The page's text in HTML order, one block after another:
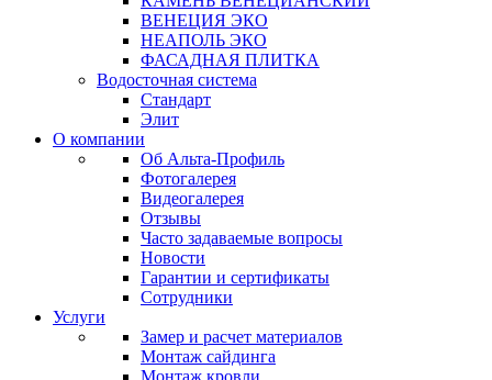
ВЕНЕЦИЯ ЭКО
НЕАПОЛЬ ЭКО
ФАСАДНАЯ ПЛИТКА
Водосточная система
Стандарт
Элит
О компании
Об Альта-Профиль
Фотогалерея
Видеогалерея
Отзывы
Часто задаваемые вопросы
Новости
Гарантии и сертификаты
Сотрудники
Услуги
Замер и расчет материалов
Монтаж сайдинга
Монтаж кровли